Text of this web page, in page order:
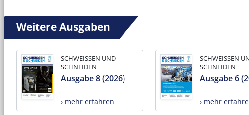
Weitere Ausgaben
SCHWEISSEN UND
SCHNEIDEN
Ausgabe 8 (2026)
› mehr erfahren
SCHWEISSEN
SCHNEIDEN
Ausgabe 6
› mehr